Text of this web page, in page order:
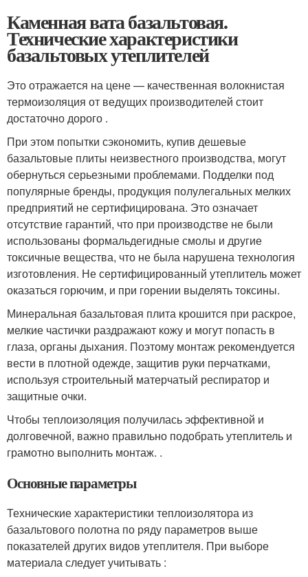
Каменная вата базальтовая.
Технические характеристики
базальтовых утеплителей
Это отражается на цене — качественная волокнистая
термоизоляция от ведущих производителей стоит
достаточно дорого .
При этом попытки сэкономить, купив дешевые
базальтовые плиты неизвестного производства, могут
обернуться серьезными проблемами. Подделки под
популярные бренды, продукция полулегальных мелких
предприятий не сертифицирована. Это означает
отсутствие гарантий, что при производстве не были
использованы формальдегидные смолы и другие
токсичные вещества, что не была нарушена технология
изготовления. Не сертифицированный утеплитель может
оказаться горючим, и при горении выделять токсины.
Минеральная базальтовая плита крошится при раскрое,
мелкие частички раздражают кожу и могут попасть в
глаза, органы дыхания. Поэтому монтаж рекомендуется
вести в плотной одежде, защитив руки перчатками,
используя строительный матерчатый респиратор и
защитные очки.
Чтобы теплоизоляция получилась эффективной и
долговечной, важно правильно подобрать утеплитель и
грамотно выполнить монтаж. .
Основные параметры
Технические характеристики теплоизолятора из
базальтового полотна по ряду параметров выше
показателей других видов утеплителя. При выборе
материала следует учитывать :